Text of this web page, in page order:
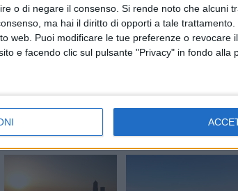
o di negare il consenso. Si rende noto che alcuni
ma hai il diritto di opporti a tale
web. Puoi modificare le tue preferenze o revocare
e facendo clic sul pulsante "Privacy" in fondo alla